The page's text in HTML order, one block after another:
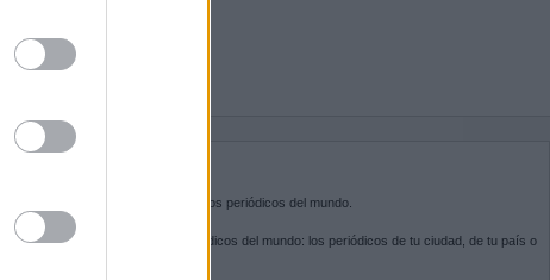
es la puerta de entrada a los periódicos del mundo.
Navega por las portadas de los periódicos del mundo: los periódicos de tu ciudad, de tu país o